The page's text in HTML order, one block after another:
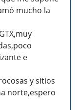
mucho la
e
y sitios
norte,espero